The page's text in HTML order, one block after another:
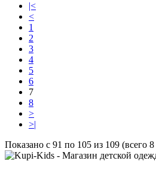
|<
<
1
2
3
4
5
6
7
8
>
>|
Показано с 91 по 105 из 109 (всего